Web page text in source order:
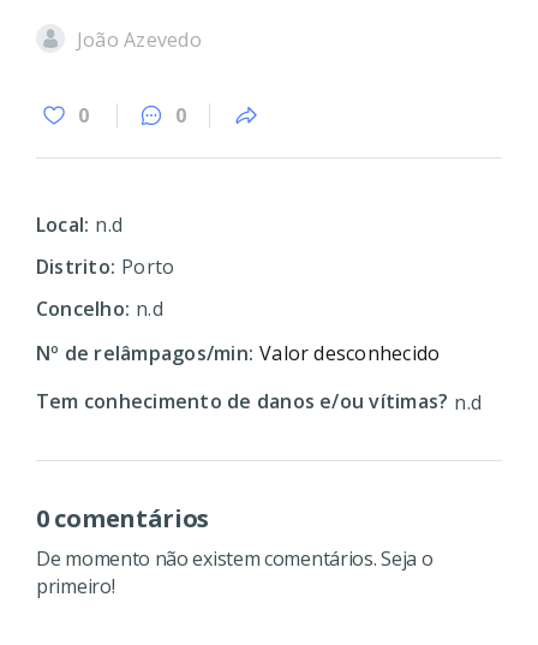
João Azevedo
0 0
Local: n.d
Distrito: Porto
Concelho: n.d
Nº de relâmpagos/min: Valor desconhecido
Tem conhecimento de danos e/ou vítimas? n.d
0 comentários
De momento não existem comentários. Seja o
primeiro!